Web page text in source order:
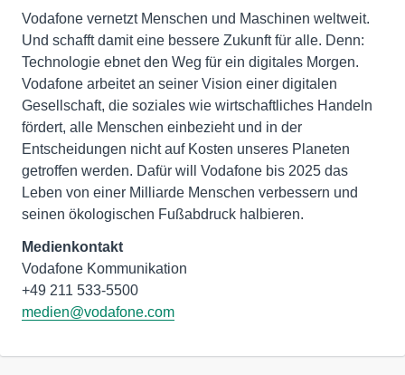
Vodafone vernetzt Menschen und Maschinen weltweit.
Und schafft damit eine bessere Zukunft für alle. Denn:
Technologie ebnet den Weg für ein digitales Morgen.
Vodafone arbeitet an seiner Vision einer digitalen
Gesellschaft, die soziales wie wirtschaftliches Handeln
fördert, alle Menschen einbezieht und in der
Entscheidungen nicht auf Kosten unseres Planeten
getroffen werden. Dafür will Vodafone bis 2025 das
Leben von einer Milliarde Menschen verbessern und
seinen ökologischen Fußabdruck halbieren.
Medienkontakt
Vodafone Kommunikation
medien@vodafone.com